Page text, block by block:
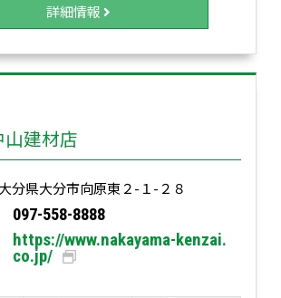
詳細情報
建材店
分県大分市向原東２-１-２８
097-558-8888
https://www.nakayama-kenzai.
co.jp/